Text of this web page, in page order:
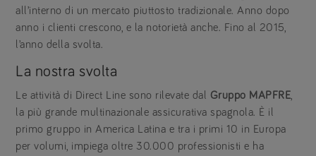
all’interno di un mercato piuttosto tradizionale. Anno dopo
anno i clienti crescono, e la notorietà anche. Fino al 2015,
l’anno della svolta.
La nostra svolta
Le attività di Direct Line sono rilevate dal Gruppo MAPFRE
la più grande multinazionale assicurativa spagnola. È il
primo gruppo in America Latina e tra i primi 10 in Europa
per volumi, impiega oltre 30.000 professionisti e ha